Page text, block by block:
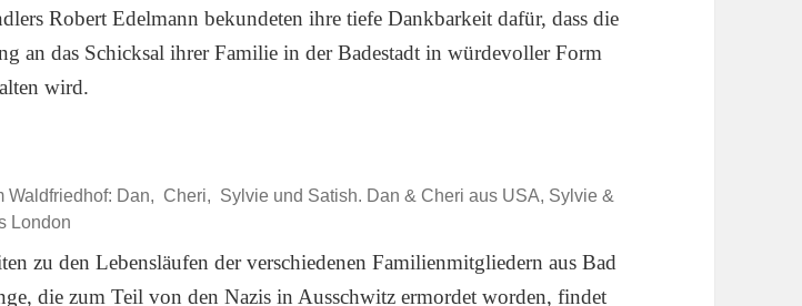
Robert Edelmann bekundeten ihre tiefe Dankbarkeit dafür, dass die
an das Schicksal ihrer Familie in der Badestadt in würdevoller Form
wird.
Waldfriedhof: Dan, Cheri, Sylvie und Satish. Dan & Cheri aus USA, Sylvie &
London
zu den Lebensläufen der verschiedenen Familienmitgliedern aus Bad
die zum Teil von den Nazis in Ausschwitz ermordet worden, findet